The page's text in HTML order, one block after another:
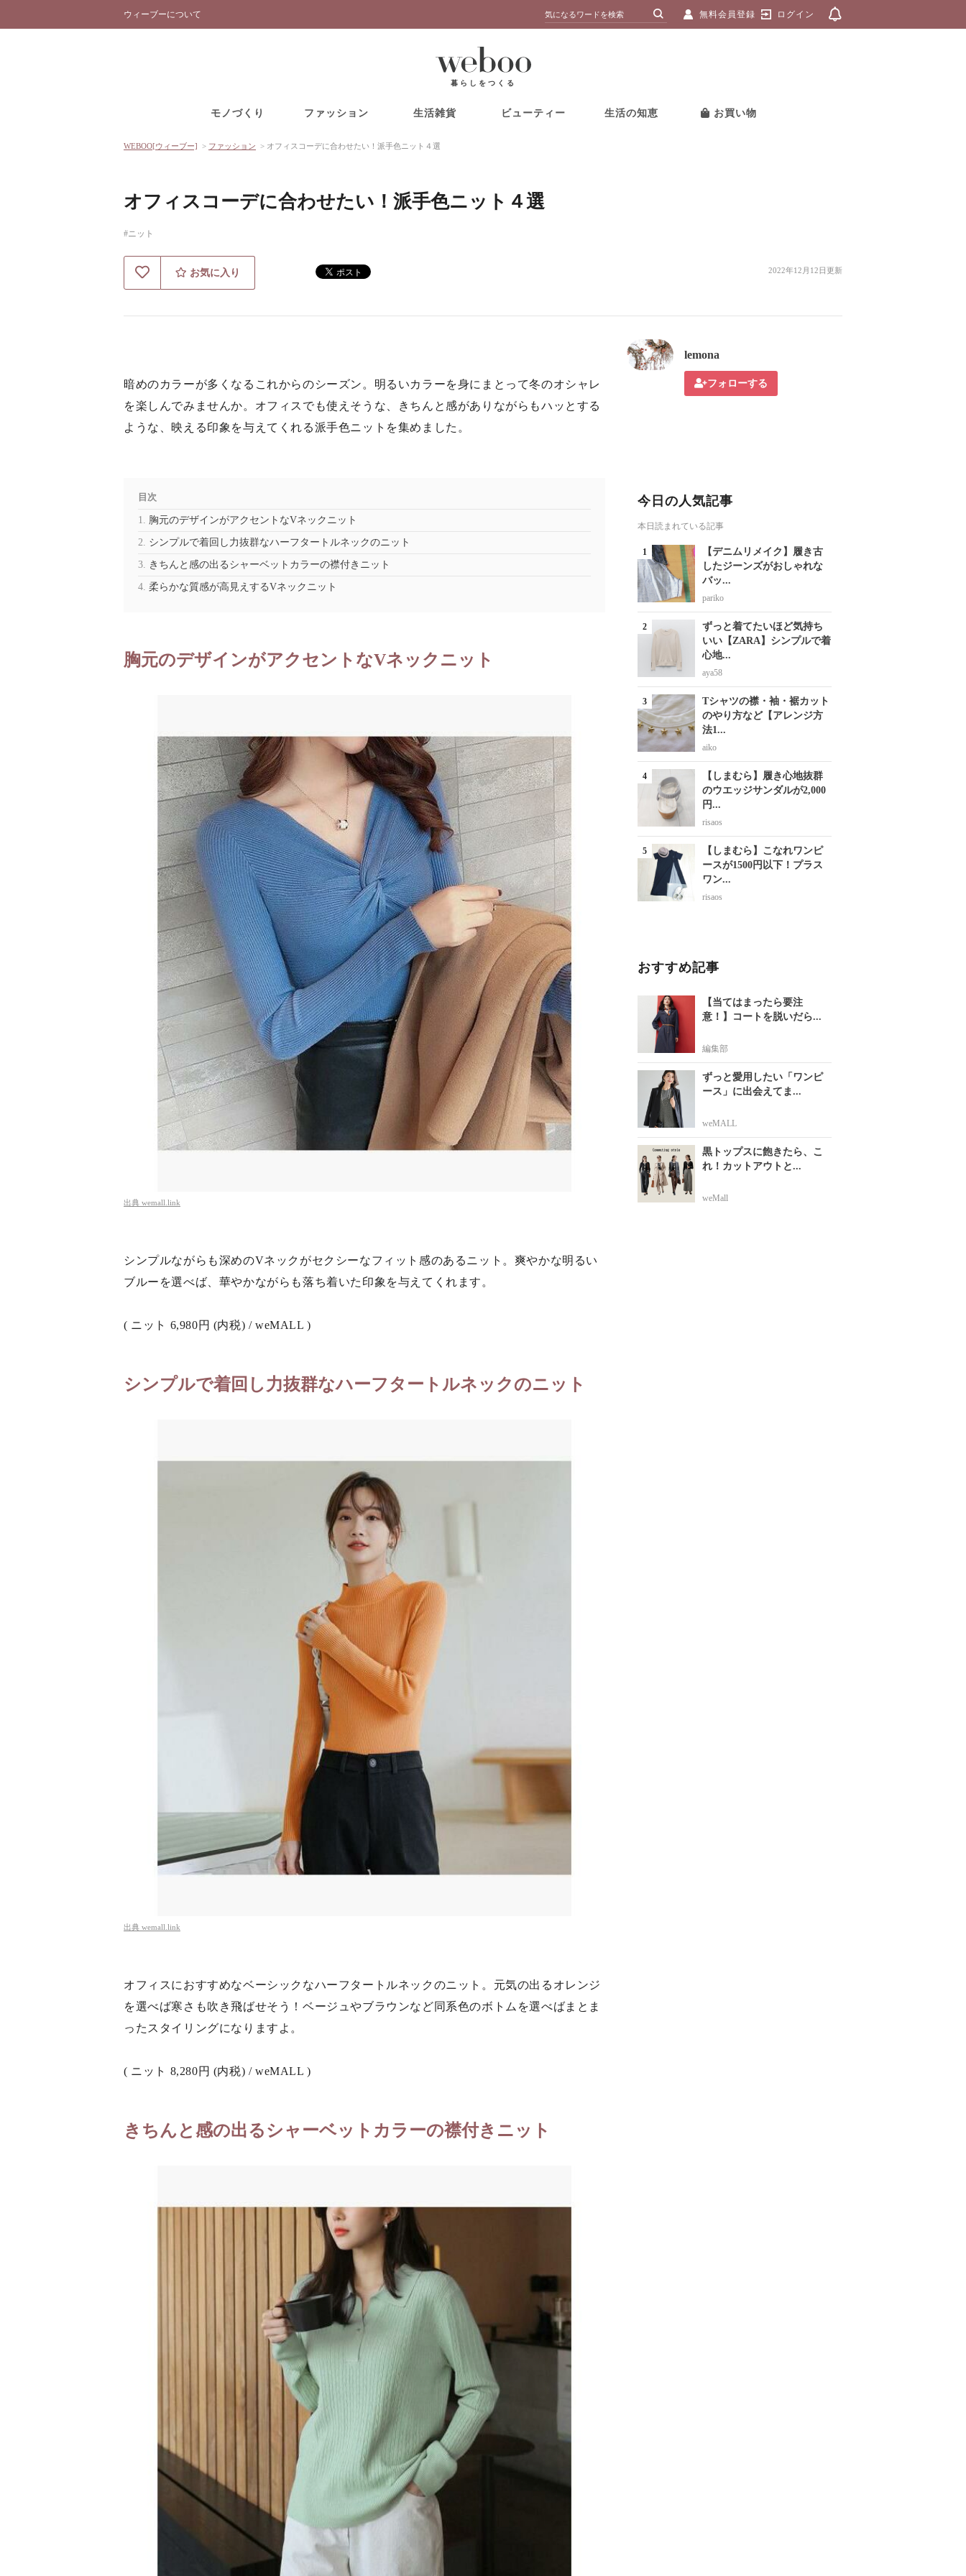
ウィーブーについて 無料会員登録 ログイン
暮らしをつくる
モノづくり ファッション 生活雑貨 ビューティー 生活の知恵 お買い物
WEBOO[ウィーブー] > ファッション > オフィスコーデに合わせたい！派手色ニット４選
オフィスコーデに合わせたい！派手色ニット４選
#ニット
お気に入り 2022年12月12日更新
暗めのカラーが多くなるこれからのシーズン。明るいカラーを身にまとって冬のオシャレ
を楽しんでみませんか。オフィスでも使えそうな、きちんと感がありながらもハッとする
ような、映える印象を与えてくれる派手色ニットを集めました。
目次
胸元のデザインがアクセントなVネックニット
シンプルで着回し力抜群なハーフタートルネックのニット
きちんと感の出るシャーベットカラーの襟付きニット
柔らかな質感が高見えするVネックニット
胸元のデザインがアクセントなVネックニット
出典 wemall.link
シンプルながらも深めのVネックがセクシーなフィット感のあるニット。爽やかな明るい
ブルーを選べば、華やかながらも落ち着いた印象を与えてくれます。
( ニット 6,980円 (内税) / weMALL )
シンプルで着回し力抜群なハーフタートルネックのニット
出典 wemall.link
オフィスにおすすめなベーシックなハーフタートルネックのニット。元気の出るオレンジ
を選べば寒さも吹き飛ばせそう！ベージュやブラウンなど同系色のボトムを選べばまとま
ったスタイリングになりますよ。
( ニット 8,280円 (内税) / weMALL )
きちんと感の出るシャーベットカラーの襟付きニット
lemona
フォローする
今日の人気記事
本日読まれている記事
【デニムリメイク】履き古
したジーンズがおしゃれな
バッ...
pariko
ずっと着てたいほど気持ち
いい【ZARA】シンプルで着
心地...
aya58
Tシャツの襟・袖・裾カット
のやり方など【アレンジ方
法1...
aiko
【しまむら】履き心地抜群
のウエッジサンダルが2,000
円...
risaos
【しまむら】こなれワンピ
ースが1500円以下！プラス
ワン...
risaos
おすすめ記事
【当てはまったら要注
意！】コートを脱いだら...
編集部
ずっと愛用したい「ワンピ
ース」に出会えてま...
weMALL
黒トップスに飽きたら、こ
れ！カットアウトと...
weMall